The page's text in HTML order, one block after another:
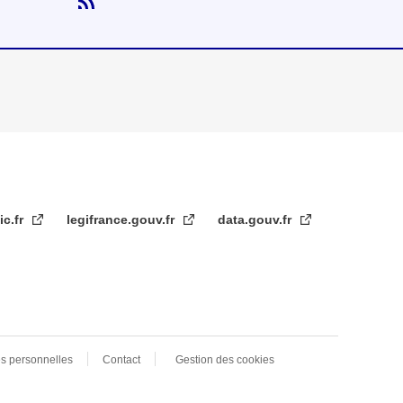
legifrance.gouv.fr data.gouv.fr
personnelles Contact Gestion des cookies